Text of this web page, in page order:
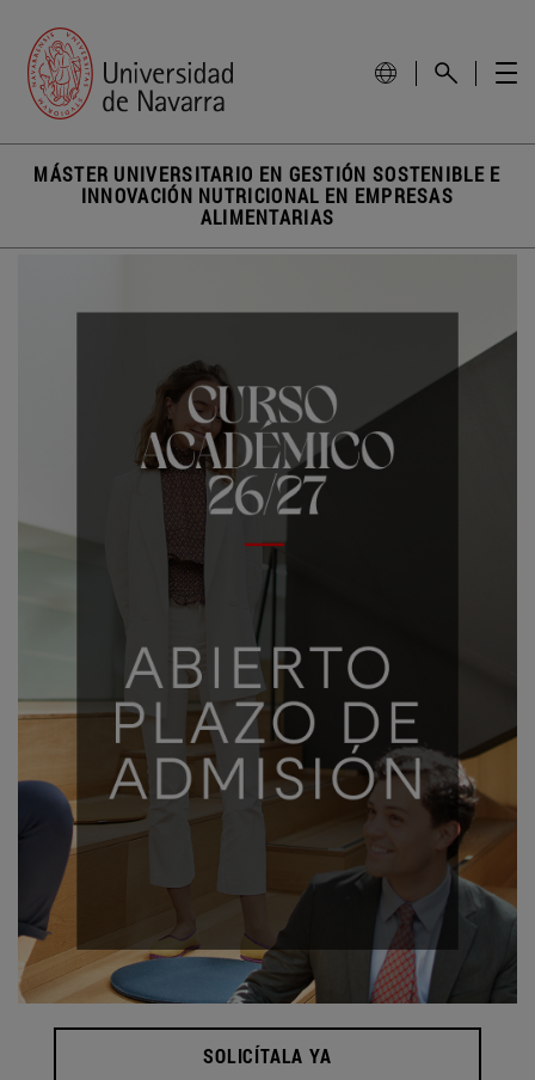
MÁSTER UNIVERSITARIO EN GESTIÓN SOSTENIBLE E
INNOVACIÓN NUTRICIONAL EN EMPRESAS
ALIMENTARIAS
SOLICÍTALA YA